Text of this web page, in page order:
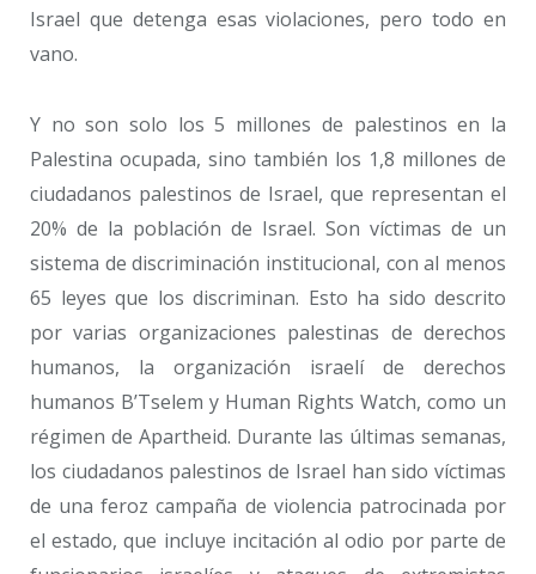
Israel que detenga esas violaciones, pero todo en
vano.
Y no son solo los 5 millones de palestinos en la
Palestina ocupada, sino también los 1,8 millones de
ciudadanos palestinos de Israel, que representan el
20% de la población de Israel. Son víctimas de un
sistema de discriminación institucional, con al menos
65 leyes que los discriminan. Esto ha sido descrito
por varias organizaciones palestinas de derechos
humanos, la organización israelí de derechos
humanos B’Tselem y Human Rights Watch, como un
régimen de Apartheid. Durante las últimas semanas,
los ciudadanos palestinos de Israel han sido víctimas
de una feroz campaña de violencia patrocinada por
el estado, que incluye incitación al odio por parte de